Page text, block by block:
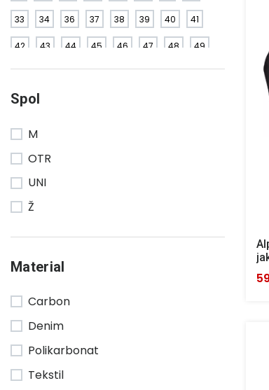
33 34 36 37 38 39 40 41
42 43 44 45 46 47 48 49
50 52 54 56 58 60
Spol
M
OTR
UNI
Ž
Material
Carbon
Denim
Polikarbonat
Tekstil